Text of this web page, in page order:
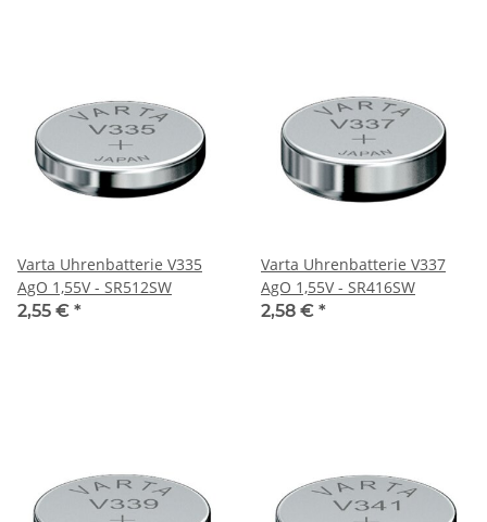
Varta Uhrenbatterie V335
AgO 1,55V - SR512SW
2,55 € *
Varta Uhrenbatterie V337
AgO 1,55V - SR416SW
2,58 € *